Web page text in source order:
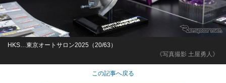
《写真撮影 土屋勇人》
HKS…東京オートサロン2025（20/63）
この記事へ戻る